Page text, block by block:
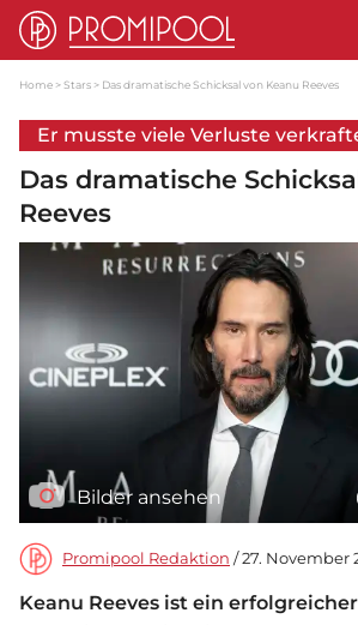
Home Stars Das dramatische Schicksal von Keanu Reeves
Er musste viele Verluste
Das dramatische
Reeves
Bilder ansehen
Promipool Redaktion / 27. November
Keanu Reeves ist ein